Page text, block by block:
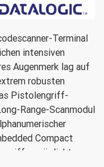
Terminal
intensiven
Augenmerk lag auf
robusten
Pistolengriff-
Range-Scanmodul
Compact
ermöglicht